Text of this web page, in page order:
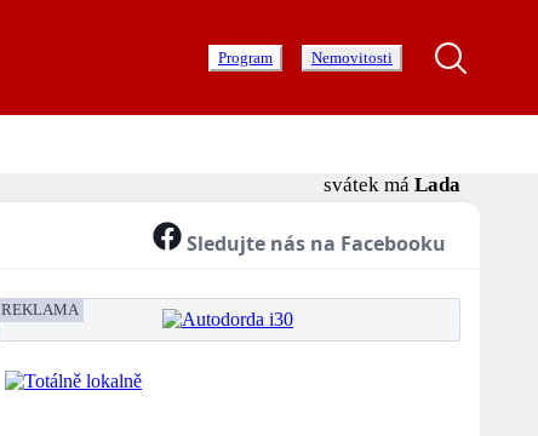
Program Nemovitosti
svátek má Lada
Sledujte nás na Facebooku
REKLAMA